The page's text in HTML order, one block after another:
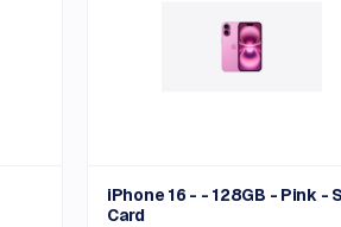
iPhone 16 - - 128GB - Pink -
Card